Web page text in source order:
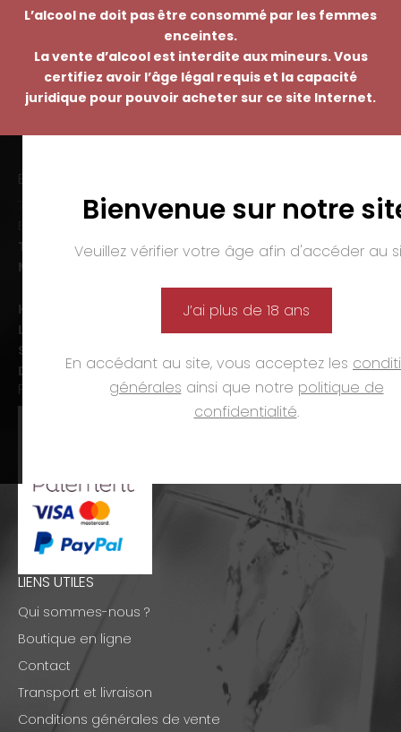
L’alcool ne doit pas être consommé par les femmes
enceintes.
La vente d’alcool est interdite aux mineurs. Vous
certifiez avoir l’âge légal requis et la capacité
juridique pour pouvoir acheter sur ce site Internet.
Bienvenue sur notre
Veuillez vérifier votre âge afin d'accéder au
J’ai plus de 18 ans
En accédant au site, vous acceptez les
générales ainsi que notre politique de
confidentialité.
EMMANUEL NASTI
7 avenue Pierre Pflimlin – ZAC Espale
Tél. :
03 89 46 50 35
Mail :
Horaires d’ouverture :
Lun-ven. :
09h00-12h00 et 14h00-19h00
Sam. :
Dim. et jours fériés :fermé
PAIEMENTS
LIENS UTILES
Qui sommes-nous ?
Boutique en ligne
Contact
Transport et livraison
Conditions générales de vente